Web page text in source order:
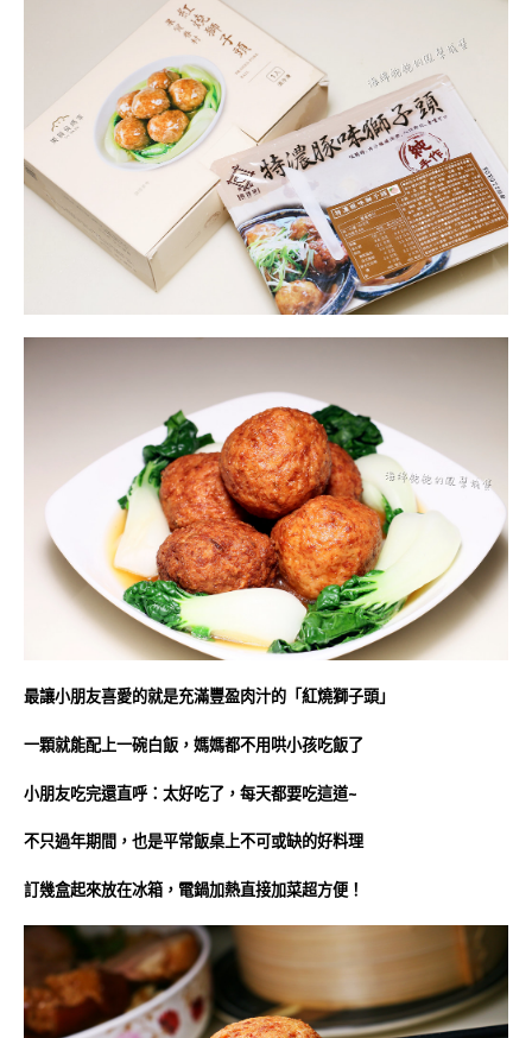
最讓小朋友喜愛的就是充滿豐盈肉汁的「紅燒獅子頭」
一顆就能配上一碗白飯，媽媽都不用哄小孩吃飯了
小朋友吃完還直呼：太好吃了，每天都要吃這道~
不只過年期間，也是平常飯桌上不可或缺的好料理
訂幾盒起來放在冰箱，電鍋加熱直接加菜超方便！